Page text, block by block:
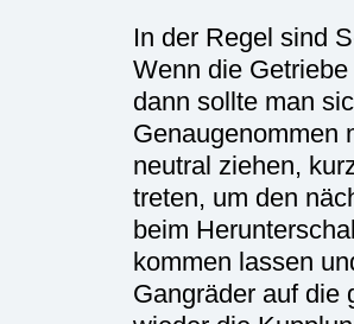
In der Regel sind
Wenn die
dann sollte man
Genaugenommen
neutral ziehen,
treten, um den
beim
kommen lassen
Gangräder auf die